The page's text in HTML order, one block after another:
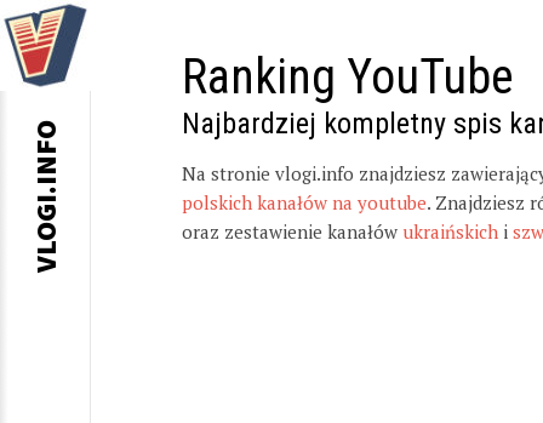
Ranking YouTube
Najbardziej kompletny spis
Na stronie vlogi.info znajdziesz
polskich kanałów na youtube. Znajdziesz
oraz zestawienie kanałów ukraińskich i
VLOGI.INFO